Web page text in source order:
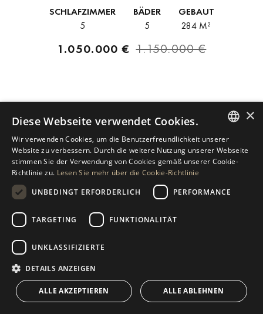
284 m² wunderschön gestalteter...
SCHLAFZIMMER
5
BÄDER
5
GEBAUT
284 M²
1.050.000 € 1.150.000 €
1 2
BENAHAVIS IMMOBILIENMARKT
Wichtige Einblicke in den Benahavis Luxus-Immobilienmarkt
basierend auf unseren Daten:
Durchschnittliche bebaute Fläche
– 784m²: Die
ENGLISH
SPANISH
NORWEGIAN
×
Diese Webseite verwendet Cookies.
Wir verwenden Cookies, um die Benutzerfreundlichkeit unserer
Website zu verbessern. Durch die weitere Nutzung unserer Webseite
stimmen Sie der Verwendung von Cookies gemäß unserer Cookie-
Richtlinie zu. Lesen Sie mehr über die Cookie-Richtlinie
UNBEDINGT ERFORDERLICH
PERFORMANCE
TARGETING FUNKTIONALITÄT
UNKLASSIFIZIERTE
DETAILS ANZEIGEN
ALLE AKZEPTIEREN ALLE ABLEHNEN